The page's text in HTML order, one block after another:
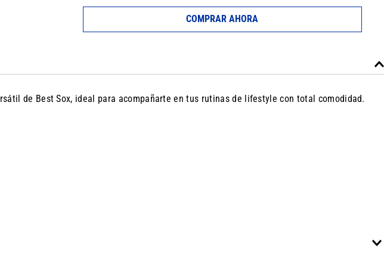
COMPRAR AHORA
de Best Sox, ideal para acompañarte en tus rutinas de lifestyle con total comodidad.